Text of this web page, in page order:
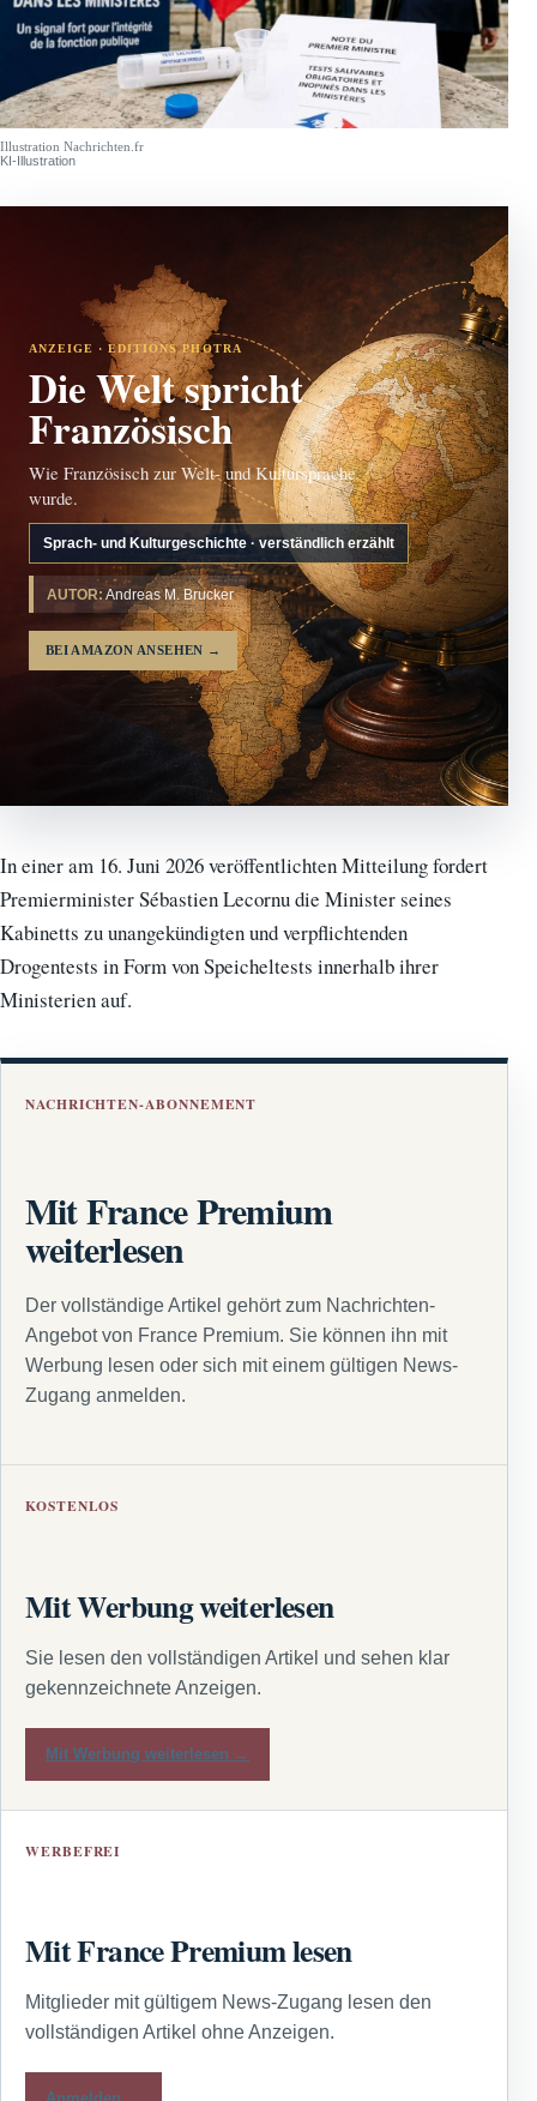
Illustration Nachrichten.fr
KI-Illustration
ANZEIGE · EDITIONS PHOTRA
Die Welt spricht
Französisch
Wie Französisch zur Welt- und Kultursprache
wurde.
Sprach- und Kulturgeschichte · verständlich erzählt
AUTOR: Andreas M. Brucker
BEI AMAZON ANSEHEN →
In einer am 16. Juni 2026 veröffentlichten Mitteilung fordert
Premierminister Sébastien Lecornu die Minister seines
Kabinetts zu unangekündigten und verpflichtenden
Drogentests in Form von Speicheltests innerhalb ihrer
Ministerien auf.
NACHRICHTEN-ABONNEMENT
Mit France Premium
weiterlesen
Der vollständige Artikel gehört zum Nachrichten-
Angebot von France Premium. Sie können ihn mit
Werbung lesen oder sich mit einem gültigen News-
Zugang anmelden.
KOSTENLOS
Mit Werbung weiterlesen
Sie lesen den vollständigen Artikel und sehen klar
gekennzeichnete Anzeigen.
Mit Werbung weiterlesen →
WERBEFREI
Mit France Premium lesen
Mitglieder mit gültigem News-Zugang lesen den
vollständigen Artikel ohne Anzeigen.